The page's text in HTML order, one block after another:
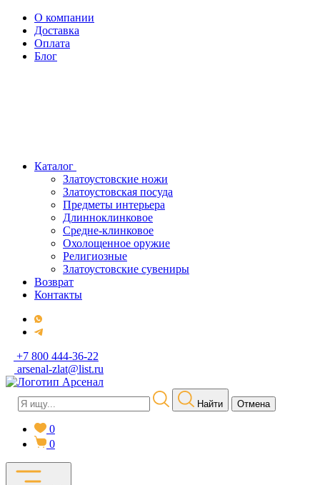
О компании
Доставка
Оплата
Блог
Каталог
Златоустовские ножи
Златоустовская посуда
Предметы интерьера
Длинноклинковое
Средне-клинковое
Охолощенное оружие
Религиозные
Златоустовские сувениры
Возврат
Контакты
+7 800 444-36-22
arsenal-zlat@list.ru
Найти Отмена
0
0